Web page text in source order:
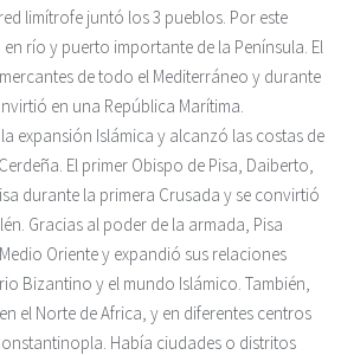
limítrofe juntó los 3 pueblos. Por este
río y puerto importante de la Península. El
de todo el Mediterráneo y durante
en una República Marítima.
expansión Islámica y alcanzó las costas de
El primer Obispo de Pisa, Daiberto,
durante la primera Crusada y se convirtió
Gracias al poder de la armada, Pisa
Oriente y expandió sus relaciones
Bizantino y el mundo Islámico. También,
el Norte de Africa, y en diferentes centros
Había ciudades o distritos